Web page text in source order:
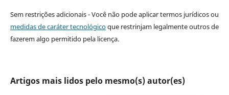
Sem restrições adicionais - Você não pode aplicar termos jurídicos ou
medidas de caráter tecnológicoque restrinjam legalmente outros de
fazerem algo permitido pela licença.
Artigos mais lidos pelo mesmo(s) autor(es)